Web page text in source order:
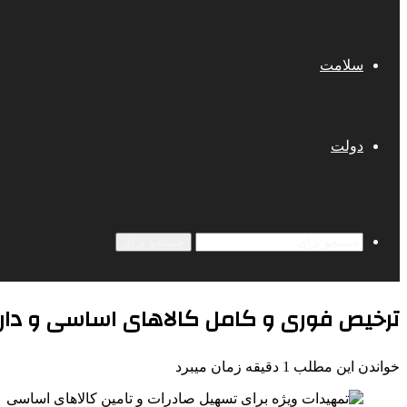
سلامت
دولت
ترخیص فوری و کامل کالاهای اساسی و
خواندن این مطلب 1 دقیقه زمان میبرد